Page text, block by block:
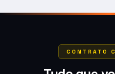
CONTRATO